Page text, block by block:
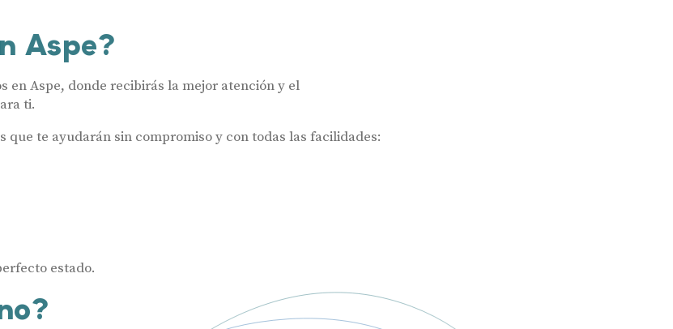
Aspe?
en Aspe, donde recibirás la mejor atención y el
ti.
te ayudarán sin compromiso y con todas las facilidades:
estado.